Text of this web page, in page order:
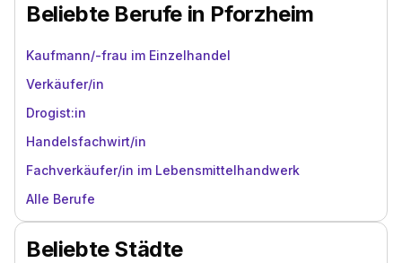
Beliebte Berufe in Pforzheim
Kaufmann/-frau im Einzelhandel
Verkäufer/in
Drogist:in
Handelsfachwirt/in
Fachverkäufer/in im Lebensmittelhandwerk
Alle Berufe
Beliebte Städte